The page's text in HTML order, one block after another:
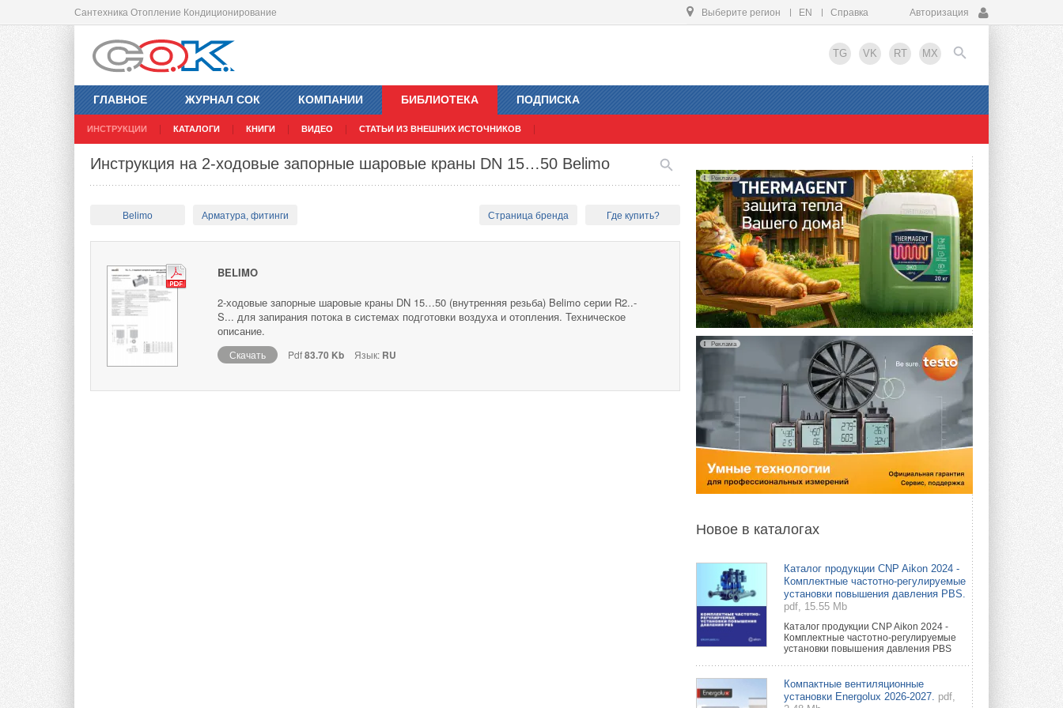
Сантехника Отопление Кондиционирование Выберите регион EN Справка Авторизация
TG VK RT MX
ГЛАВНОЕ ЖУРНАЛ СОК КОМПАНИИ БИБЛИОТЕКА
ИНСТРУКЦИИ КАТАЛОГИ КНИГИ ВИДЕО СТАТЬИ ИЗ ВНЕШНИХ ИСТОЧНИКОВ
ПОДПИСКА
EN
Инструкция на 2-ходовые запорные шаровые краны DN 15…50 Belimo
Belimo Арматура, фитинги Страница бренда Где купить?
BELIMO
2-ходовые запорные шаровые краны DN 15…50 (внутренняя резьба) Belimo серии R2..-
S... для запирания потока в системах подготовки воздуха и отопления. Техническое
описание.
Скачать Pdf83.70 Kb Язык: RU
Реклама
Реклама
Новое в каталогах
Каталог продукции CNP Aikon 2024 -
Комплектные частотно-регулируемые
установки повышения давления PBS.
pdf, 15.55 Mb
Каталог продукции CNP Aikon 2024 -
Комплектные частотно-регулируемые
установки повышения давления PBS
Компактные вентиляционные
установки Energolux 2026-2027. pdf,